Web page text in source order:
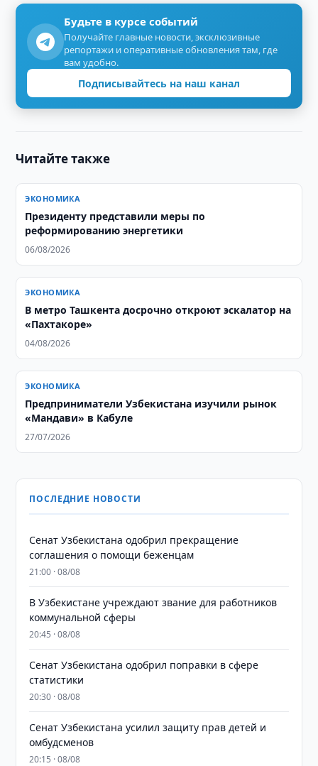
Будьте в курсе событий
Получайте главные новости, эксклюзивные
репортажи и оперативные обновления там, где
вам удобно.
Подписывайтесь на наш канал
Читайте также
ЭКОНОМИКА
Президенту представили меры по
реформированию энергетики
06/08/2026
ЭКОНОМИКА
В метро Ташкента досрочно откроют эскалатор на
«Пахтакоре»
04/08/2026
ЭКОНОМИКА
Предприниматели Узбекистана изучили рынок
«Мандави» в Кабуле
27/07/2026
ПОСЛЕДНИЕ НОВОСТИ
Сенат Узбекистана одобрил прекращение
соглашения о помощи беженцам
21:00 · 08/08
В Узбекистане учреждают звание для работников
коммунальной сферы
20:45 · 08/08
Сенат Узбекистана одобрил поправки в сфере
статистики
20:30 · 08/08
Сенат Узбекистана усилил защиту прав детей и
омбудсменов
20:15 · 08/08